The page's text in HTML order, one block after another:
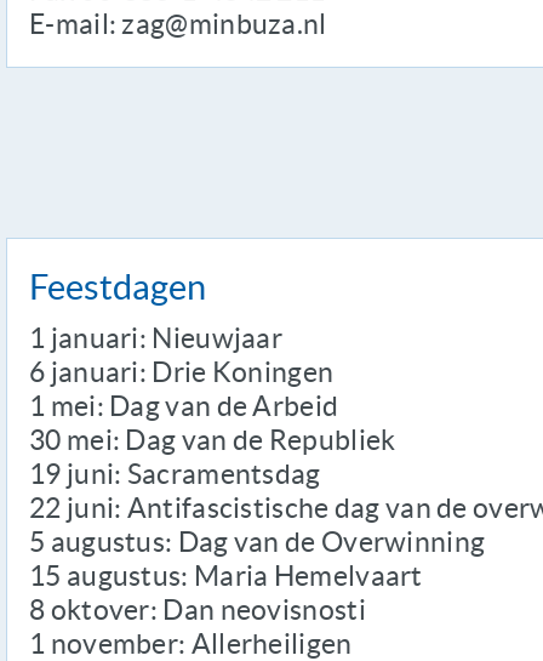
E-mail: zag@minbuza.nl
Feestdagen
1 januari: Nieuwjaar
6 januari: Drie Koningen
1 mei: Dag van de Arbeid
30 mei: Dag van de Republiek
19 juni: Sacramentsdag
22 juni: Antifascistische dag van de
5 augustus: Dag van de Overwinning
15 augustus: Maria Hemelvaart
8 oktover: Dan neovisnosti
1 november: Allerheiligen